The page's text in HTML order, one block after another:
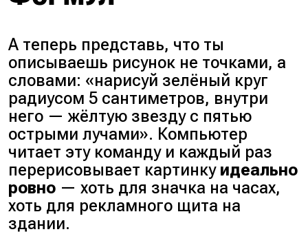
А теперь представь, что ты
описываешь рисунок не точками, а
словами: «нарисуй зелёный круг
радиусом 5 сантиметров, внутри
него — жёлтую звезду с пятью
острыми лучами». Компьютер
читает эту команду и каждый раз
перерисовывает картинку идеально
ровно — хоть для значка на часах,
хоть для рекламного щита на
здании.